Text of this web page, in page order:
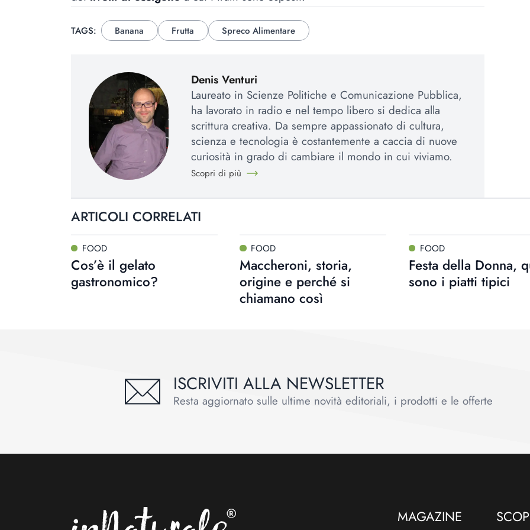
TAGS: Banana Frutta Spreco Alimentare
Denis Venturi
Laureato in Scienze Politiche e Comunicazione Pubblica,
ha lavorato in radio e nel tempo libero si dedica alla
scrittura creativa. Da sempre appassionato di cultura,
scienza e tecnologia è costantemente a caccia di nuove
curiosità in grado di cambiare il mondo in cui viviamo.
Scopri di più
ARTICOLI CORRELATI
FOOD
Cos’è il gelato
gastronomico?
FOOD
Maccheroni, storia,
origine e perché si
chiamano così
FOOD
Festa della Donna,
sono i piatti tipici
ISCRIVITI ALLA NEWSLETTER
Resta aggiornato sulle ultime novità editoriali, i prodotti e le offerte
MAGAZINE